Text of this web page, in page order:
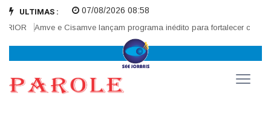
ULTIMAS :
Amve e Cisamve lançam programa inédito para fortalecer
07/08/2026 08:58